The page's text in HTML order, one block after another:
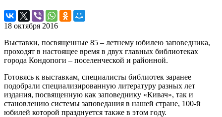
18 октября 2016
Выставки, посвященные 85 – летнему юбилею заповедника,
проходят в настоящее время в двух главных библиотеках
города Кондопоги – поселенческой и районной.
Готовясь к выставкам, специалисты библиотек заранее
подобрали специализированную литературу разных лет
издания, посвященную как заповеднику «Кивач», так и
становлению системы заповедания в нашей стране, 100-й
юбилей которой празднуется также в этом году.